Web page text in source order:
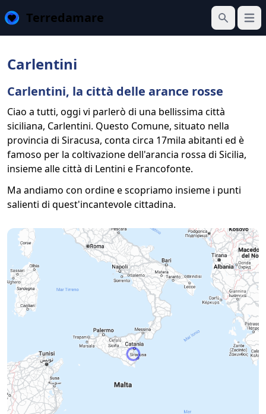
Terredamare
Cerca
Apri
Carlentini
Carlentini, la città delle arance rosse
Ciao a tutti, oggi vi parlerò di una bellissima città
siciliana, Carlentini. Questo Comune, situato nella
provincia di Siracusa, conta circa 17mila abitanti ed è
famoso per la coltivazione dell'arancia rossa di Sicilia,
insieme alle città di Lentini e Francofonte.
Ma andiamo con ordine e scopriamo insieme i punti
salienti di quest'incantevole cittadina.